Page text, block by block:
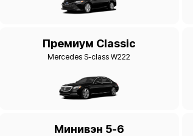
Премиум Classic
Mercedes S-class W222
Минивэн 5-6